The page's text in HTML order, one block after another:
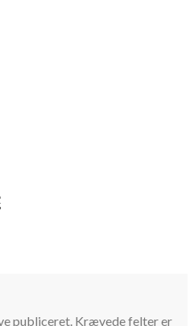
publiceret. Krævede felter er